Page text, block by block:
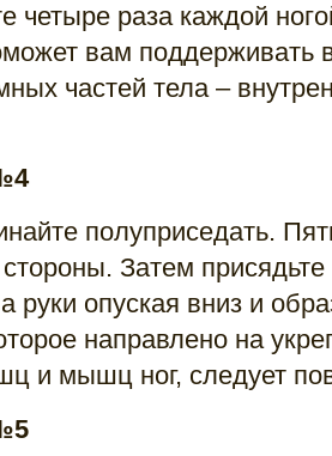
четыре раза каждой
вам поддерживать
частей тела –
полуприседать.
Затем
руки опуская вниз и
направлено на
и мышц ног, следует